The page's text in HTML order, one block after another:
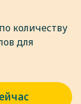
количеству
для